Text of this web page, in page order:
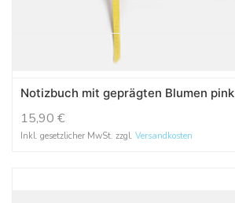
Notizbuch mit geprägten Blumen pink
15,90 €
Inkl. gesetzlicher MwSt. zzgl. Versandkosten